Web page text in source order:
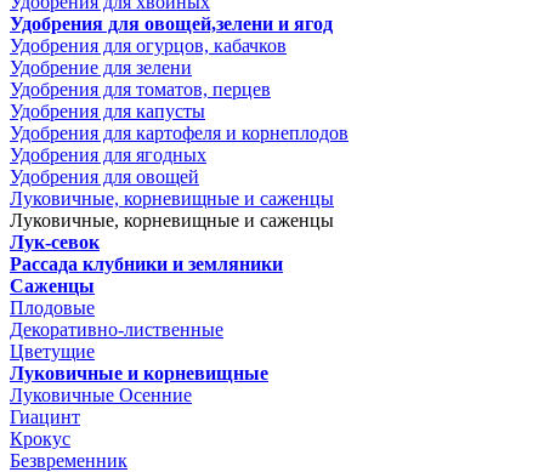
Удобрения для овощей,зелени и ягод
Удобрения для огурцов, кабачков
Удобрение для зелени
Удобрения для томатов, перцев
Удобрения для капусты
Удобрения для картофеля и корнеплодов
Удобрения для ягодных
Удобрения для овощей
Луковичные, корневищные и саженцы
Луковичные, корневищные и саженцы
Лук-севок
Рассада клубники и земляники
Саженцы
Плодовые
Декоративно-лиственные
Цветущие
Луковичные и корневищные
Луковичные Осенние
Гиацинт
Крокус
Безвременник